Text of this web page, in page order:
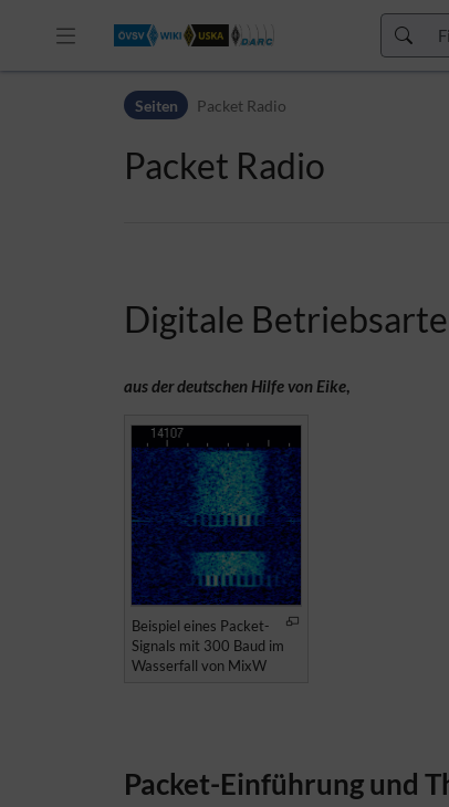
Zur Hauptnavigation
Zum Arbeitsbereich
Seiten Packet Radio
Packet Radio
Digitale
aus der deutschen Hilfe von Eike,
Beispiel eines Packet-
Signals mit 300 Baud im
Wasserfall von MixW
Packet-Einführung und